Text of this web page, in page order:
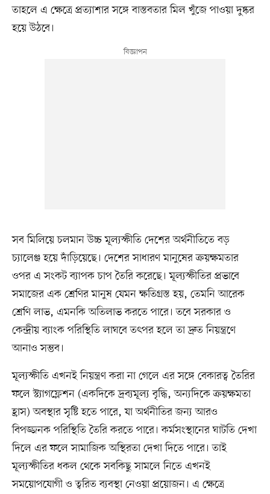
তাহলে এ ক্ষেত্রে প্রত্যাশার সঙ্গে বাস্তবতার মিল খুঁজে পাওয়া দুষ্কর
হয়ে উঠবে।
সব মিলিয়ে চলমান উচ্চ মূল্যস্ফীতি দেশের অর্থনীতিতে বড়
চ্যালেঞ্জ হয়ে দাঁড়িয়েছে। দেশের সাধারণ মানুষের ক্রয়ক্ষমতার
ওপর এ সংকট ব্যাপক চাপ তৈরি করেছে। মূল্যস্ফীতির প্রভাবে
সমাজের এক শ্রেণির মানুষ যেমন ক্ষতিগ্রস্ত হয়, তেমনি আরেক
শ্রেণি লাভ, এমনকি অতিলাভ করতে পারে। তবে সরকার ও
কেন্দ্রীয় ব্যাংক পরিস্থিতি লাঘবে তৎপর হলে তা দ্রুত নিয়ন্ত্রণে
আনাও সম্ভব।
মূল্যস্ফীতি এখনই নিয়ন্ত্রণ করা না গেলে এর সঙ্গে বেকারত্ব তৈরির
ফলে স্ট্যাগফ্লেশন (একদিকে দ্রব্যমূল্য বৃদ্ধি, অন্যদিকে ক্রয়ক্ষমতা
হ্রাস) অবস্থার সৃষ্টি হতে পারে, যা অর্থনীতির জন্য আরও
বিপজ্জনক পরিস্থিতি তৈরি করতে পারে। কর্মসংস্থানের ঘাটতি দেখা
দিলে এর ফলে সামাজিক অস্থিরতা দেখা দিতে পারে। তাই
মূল্যস্ফীতির ধকল থেকে সবকিছু সামলে নিতে এখনই
সময়োপযোগী ও ত্বরিত ব্যবস্থা নেওয়া প্রয়োজন। এ ক্ষেত্রে